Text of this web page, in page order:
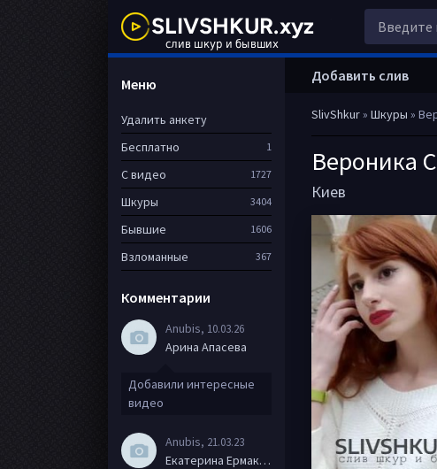
SlivShkur» Шкуры »
Вероника
Киев
Добавить слив
Меню
Удалить анкету
Бесплатно
1
С видео 1727
Шкуры 3404
Бывшие 1606
Взломанные 367
Комментарии
Anubis, 10.03.26
Арина Апасева
Добавили интересные
видео
Anubis, 21.03.23
Екатерина Ермакова